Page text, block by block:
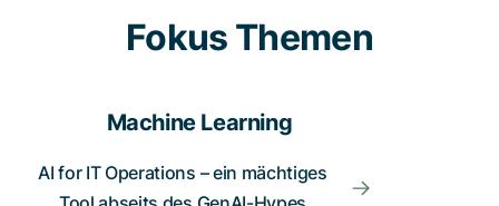
Fokus Themen
Machine Learning
AI for IT Operations – ein mächtiges